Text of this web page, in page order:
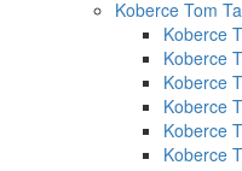
Koberce Tom
Koberce
Koberce
Koberce
Koberce
Koberce
Koberce